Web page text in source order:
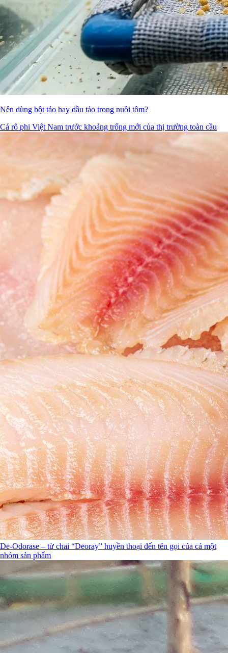
Nên dùng bột tảo hay dầu tảo trong nuôi tôm?
Cá rô phi Việt Nam trước khoảng trống mới của thị trường toàn cầu
De-Odorase – từ chai “Deoray” huyền thoại đến tên gọi của cả một
nhóm sản phẩm